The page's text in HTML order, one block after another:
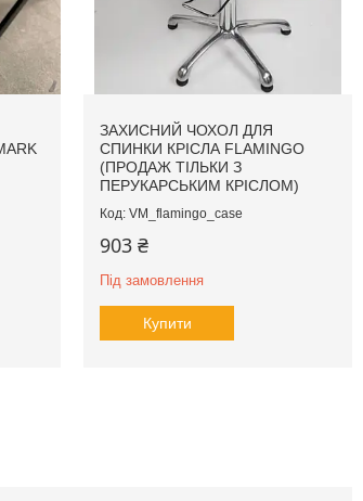
ЗАХИСНИЙ ЧОХОЛ ДЛЯ
СПИНКИ КРІСЛА FLAMINGO
(ПРОДАЖ ТІЛЬКИ З
ПЕРУКАРСЬКИМ КРІСЛОМ)
VM_flamingo_case
903 ₴
Під замовлення
Купити